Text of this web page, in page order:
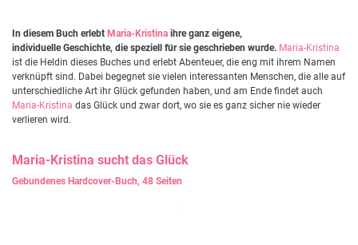
In diesem Buch erlebt Maria-Kristina ihre ganz eigene,
individuelle Geschichte, die speziell für sie geschrieben wurde. Maria-Kristina
ist die Heldin dieses Buches und erlebt Abenteuer, die eng mit ihrem Namen
verknüpft sind. Dabei begegnet sie vielen interessanten Menschen, die alle auf
unterschiedliche Art ihr Glück gefunden haben, und am Ende findet auch
Maria-Kristina das Glück und zwar dort, wo sie es ganz sicher nie wieder
verlieren wird.
Maria-Kristina sucht das Glück
Gebundenes Hardcover-Buch, 48 Seiten